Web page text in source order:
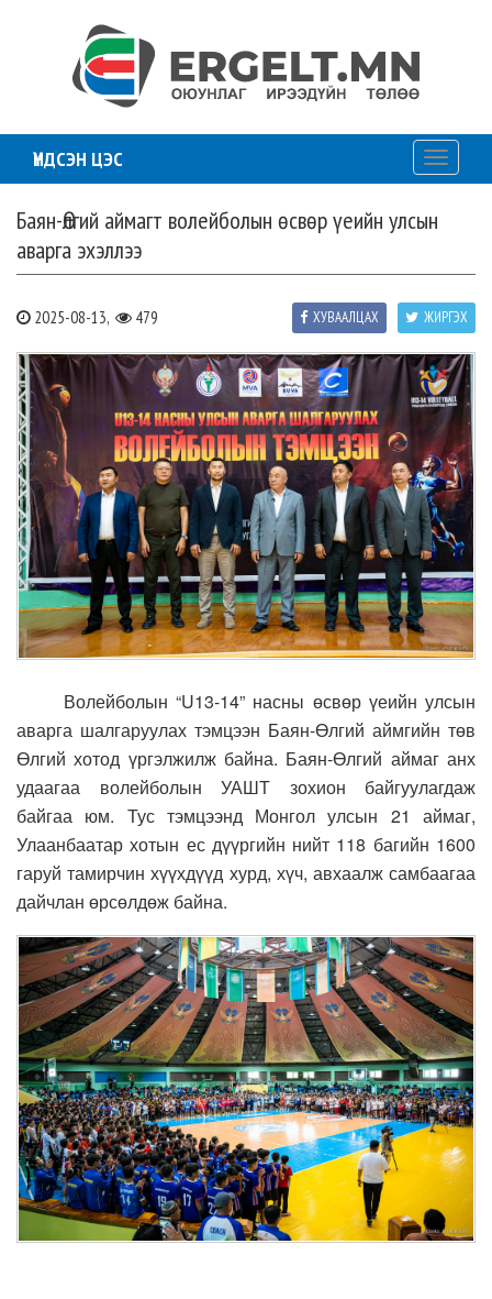
ҮНДСЭН ЦЭС
Toggle
Баян-Өлгий аймагт волейболын өсвөр үеийн улсын
аварга эхэллээ
2025-08-13, 479 ЖИРГЭХ
ХУВААЛЦАХ
Волейболын “U13-14” насны өсвөр үеийн улсын
аварга шалгаруулах тэмцээн Баян-Өлгий аймгийн төв
Өлгий хотод үргэлжилж байна. Баян-Өлгий аймаг анх
удаагаа волейболын УАШТ зохион байгуулагдаж
байгаа юм. Тус тэмцээнд Монгол улсын 21 аймаг,
Улаанбаатар хотын ес дүүргийн нийт 118 багийн 1600
гаруй тамирчин хүүхдүүд хурд, хүч, авхаалж самбаагаа
дайчлан өрсөлдөж байна.